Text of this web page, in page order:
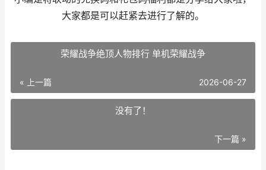
大家都是可以赶紧去进行了解的。
荣耀战争绝顶人物排行 单机荣耀战争
« 上一篇 2026-06-27
没有了！
下一篇 »